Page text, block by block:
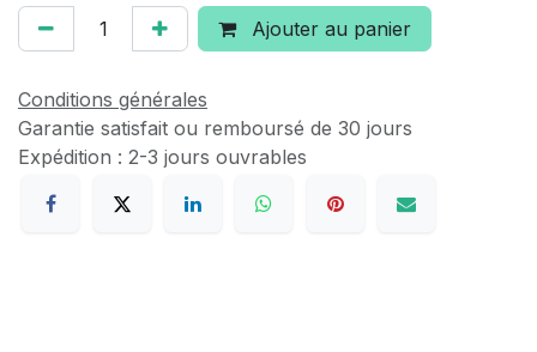
Ajouter au panier
Conditions générales
Garantie satisfait ou remboursé de 30 jours
Expédition : 2-3 jours ouvrables